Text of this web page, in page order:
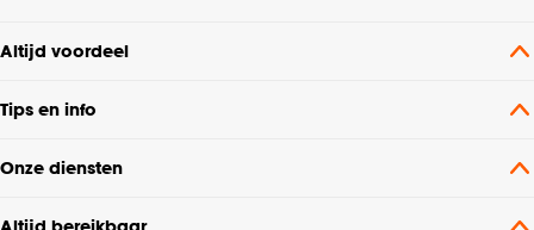
Altijd voordeel
Tips en info
Onze diensten
Altijd bereikbaar